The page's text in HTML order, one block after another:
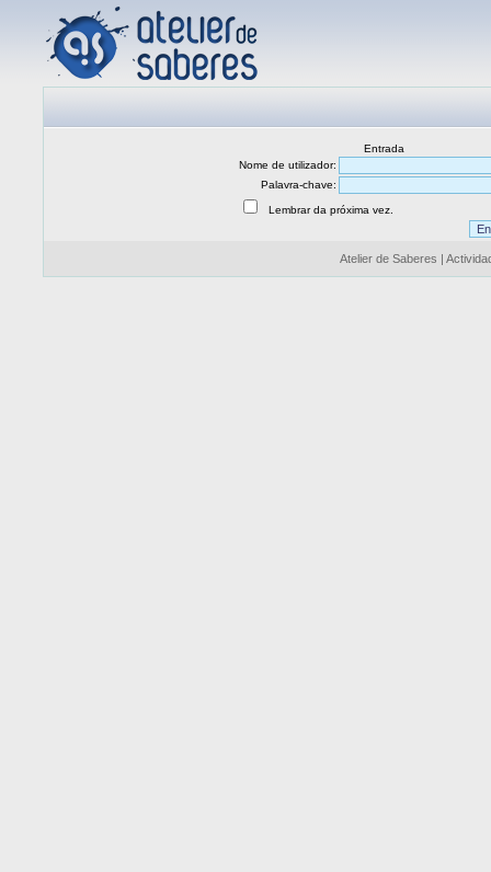
Entrada
Nome de utilizador:
Palavra-chave:
Lembrar da próxima vez.
Atelier de Saberes |